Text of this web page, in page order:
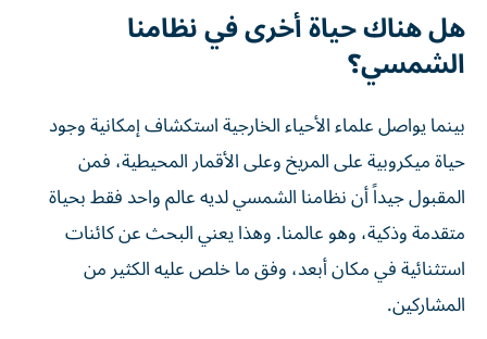
هل هناك حياة أخرى في نظامنا
الشمسي؟
بينما يواصل علماء الأحياء الخارجية استكشاف إمكانية وجود
حياة ميكروبية على المريخ وعلى الأقمار المحيطية، فمن
المقبول جيداً أن نظامنا الشمسي لديه عالم واحد فقط بحياة
متقدمة وذكية، وهو عالمنا. وهذا يعني البحث عن كائنات
استثنائية في مكان أبعد، وفق ما خلص عليه الكثير من
المشاركين.